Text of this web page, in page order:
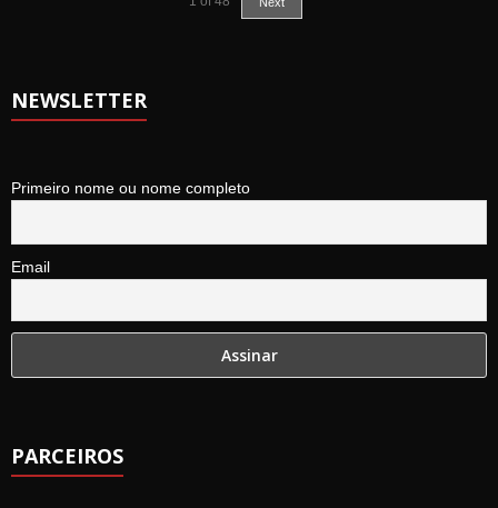
NEWSLETTER
Primeiro nome ou nome completo
Email
PARCEIROS